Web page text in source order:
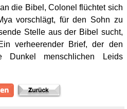
die Bibel, Colonel flüchtet sich
vorschlägt, für den Sohn zu
Stelle aus der Bibel sucht,
verheerender Brief, der den
Dunkel menschlichen Leids